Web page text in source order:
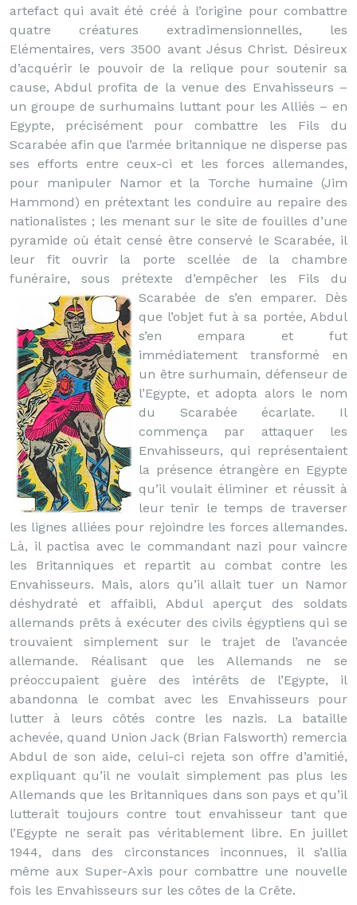
artefact qui avait été créé à l’origine pour combattre
quatre créatures extradimensionnelles, les
Elémentaires, vers 3500 avant Jésus Christ. Désireux
d’acquérir le pouvoir de la relique pour soutenir sa
cause, Abdul profita de la venue des Envahisseurs –
un groupe de surhumains luttant pour les Alliés – en
Egypte, précisément pour combattre les Fils du
Scarabée afin que l’armée britannique ne disperse pas
ses efforts entre ceux-ci et les forces allemandes,
pour manipuler Namor et la Torche humaine (Jim
Hammond) en prétextant les conduire au repaire des
nationalistes ; les menant sur le site de fouilles d’une
pyramide où était censé être conservé le Scarabée, il
leur fit ouvrir la porte scellée de la chambre
funéraire, sous prétexte d’empêcher les Fils du
Scarabée de s’en emparer. Dès
que l’objet fut à sa portée, Abdul
s’en empara et fut
immédiatement transformé en
un être surhumain, défenseur de
l’Egypte, et adopta alors le nom
du Scarabée écarlate. Il
commença par attaquer les
Envahisseurs, qui représentaient
la présence étrangère en Egypte
qu’il voulait éliminer et réussit à
leur tenir le temps de traverser
les lignes alliées pour rejoindre les forces allemandes.
Là, il pactisa avec le commandant nazi pour vaincre
les Britanniques et repartit au combat contre les
Envahisseurs. Mais, alors qu’il allait tuer un Namor
déshydraté et affaibli, Abdul aperçut des soldats
allemands prêts à exécuter des civils égyptiens qui se
trouvaient simplement sur le trajet de l’avancée
allemande. Réalisant que les Allemands ne se
préoccupaient guère des intérêts de l’Egypte, il
abandonna le combat avec les Envahisseurs pour
lutter à leurs côtés contre les nazis. La bataille
achevée, quand Union Jack (Brian Falsworth) remercia
Abdul de son aide, celui-ci rejeta son offre d’amitié,
expliquant qu’il ne voulait simplement pas plus les
Allemands que les Britanniques dans son pays et qu’il
lutterait toujours contre tout envahisseur tant que
l’Egypte ne serait pas véritablement libre. En juillet
1944, dans des circonstances inconnues, il s’allia
même aux Super-Axis pour combattre une nouvelle
fois les Envahisseurs sur les côtes de la Crête.